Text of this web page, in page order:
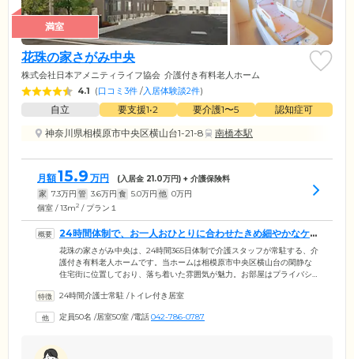
満室
花珠の家さがみ中央
株式会社日本アメニティライフ協会 介護付き有料老人ホーム
4.1 (口コミ3件 /入居体験談2件)
自立 要支援1•2 要介護1〜5
認知症可
神奈川県相模原市中央区横山台1-21-8
南橋本駅
月額15.9 万円 (入居金 21.0万円) + 介護保険料
家 7.3万円 管 3.6万円 食 5.0万円 他 0万円
個室 / 13m2 / プラン１
24時間体制で、お一人おひとりに合わせたきめ細やかなケ
アをご提供します
花珠の家さがみ中央は、24時間365日体制で介護スタッフが常駐する、介
護付き有料老人ホームです。当ホームは相模原市中央区横山台の閑静な
住宅街に位置しており、落ち着いた雰囲気が魅力。お部屋はプライバシ
ルを完備しているため、体調が急変しやすい夜間も、安心してお休みい
ートがある安心を、同時に実感していただける住まいです。介護の現場
24時間介護士常駐 /トイレ付き居室
定員50名 /居室50室 /電話042-786-0787